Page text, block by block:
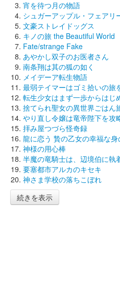
宵を待つ月の物語
シュガーアップル・フェアリ
文豪ストレイドッグス
キノの旅 the Beautiful World
Fate/strange Fake
あやかし双子のお医者さん
南条翔は其の狐の如く
メイデーア転生物語
最弱テイマーはゴミ拾いの旅
転生少女はまず一歩からはじ
捨てられ聖女の異世界ごはん
やり直し令嬢は竜帝陛下を攻
拝み屋つづら怪奇録
龍に恋う 贄の乙女の幸福な身
神様の用心棒
半魔の竜騎士は、辺境伯に執
要塞都市アルカのキセキ
神さま学校の落ちこぼれ
続きを表示